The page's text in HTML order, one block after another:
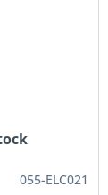
055-ELC021